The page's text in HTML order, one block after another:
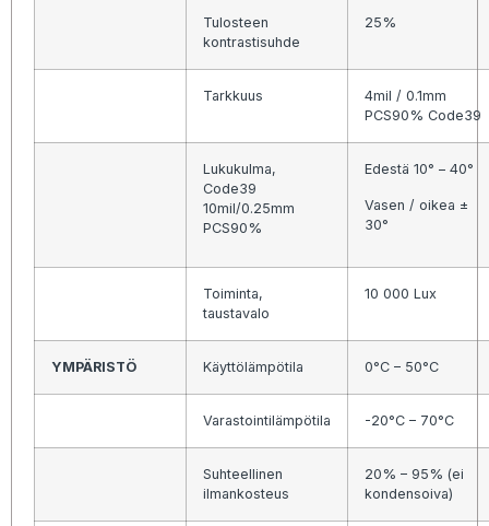
Tulosteen
kontrastisuhde
25%
Tarkkuus
4mil / 0.1mm
PCS90% Code39
Lukukulma,
Code39
10mil/0.25mm
PCS90%
Edestä 10° – 40°
Vasen / oikea ±
30°
Toiminta,
taustavalo
10 000 Lux
YMPÄRISTÖ Käyttölämpötila 0°C – 50°C
Varastointilämpötila -20°C – 70°C
Suhteellinen
ilmankosteus
20% – 95% (ei
kondensoiva)